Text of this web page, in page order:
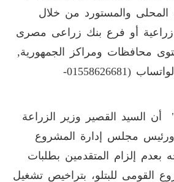
المحلى والمستورد من خلال
زراعية أو فرع بنك زراعى مصرى
محافظات ومراكز الجمهورية,
أو من خلال أرقام الواتساب (01558626681-
السيد القصير وزير الزراعة
ورئيس مجلس إدارة المشروع
بعدم إلزام المتقدمين بطلبات
القومى للبتلو، بتراخيص تشغيل